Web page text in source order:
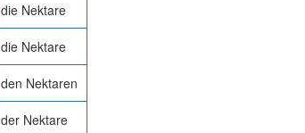
die Nektare
die Nektare
den Nektaren
der Nektare